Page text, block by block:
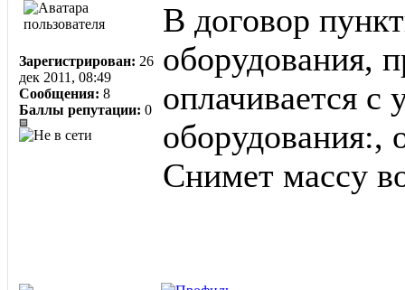
Зарегистрирован: 26
дек 2011, 08:49
Сообщения: 8
Баллы репутации: 0
В договор
оборудования,
оплачивается с
оборудования:,
Снимет массу